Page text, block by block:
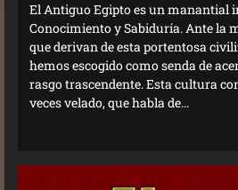
El Antiguo Egipto es un manantial
Conocimiento y Sabiduría. Ante la
que derivan de esta portentosa
hemos escogido como senda de
rasgo trascendente. Esta cultura
veces velado, que habla de...